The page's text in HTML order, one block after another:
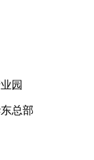
园
总部